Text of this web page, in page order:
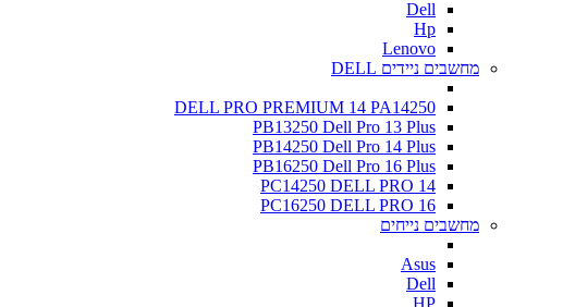
Dell
Hp
Lenovo
מחשבים ניידים DELL
DELL PRO PREMIUM 14 PA14250
PB13250 Dell Pro 13 Plus
PB14250 Dell Pro 14 Plus
PB16250 Dell Pro 16 Plus
PC14250 DELL PRO 14
PC16250 DELL PRO 16
מחשבים נייחים
Asus
Dell
HP